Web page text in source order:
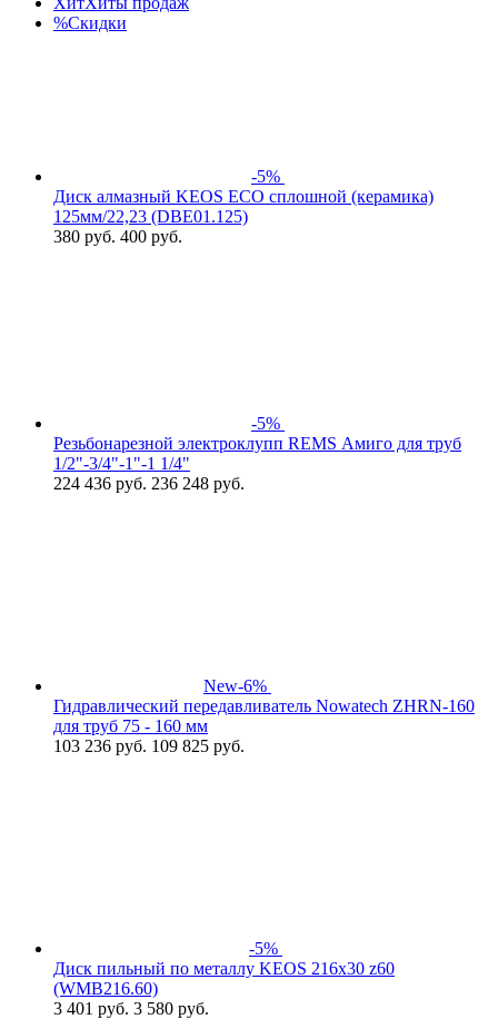
%Скидки
-5%
Диск алмазный KEOS ECO сплошной (керамика)
125мм/22,23 (DBЕ01.125)
380 руб. 400 руб.
-5%
Резьбонарезной электроклупп REMS Амиго для труб
1/2"-3/4"-1"-1 1/4"
224 436 руб. 236 248 руб.
New-6%
Гидравлический передавливатель Nowatech ZHRN-160
для труб 75 - 160 мм
103 236 руб. 109 825 руб.
-5%
Диск пильный по металлу KEOS 216x30 z60
(WMB216.60)
3 401 руб. 3 580 руб.